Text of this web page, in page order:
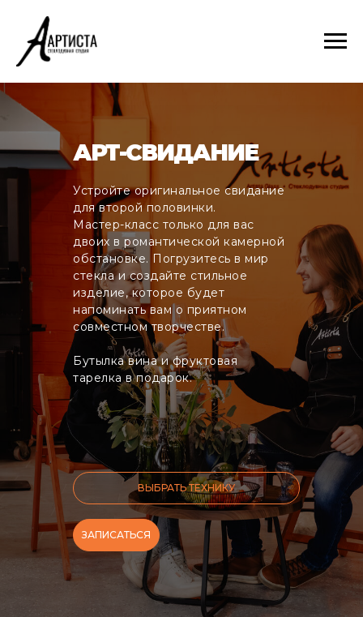
ВЫБРАТЬ ТЕХНИКУ
ЗАПИСАТЬСЯ
Устройте оригинальное свидание
для второй половинки.
Мастер-класс только для вас
двоих в романтической камерной
обстановке. Погрузитесь в мир
стекла и создайте стильное
изделие, которое будет
напоминать вам о приятном
совместном творчестве.
Бутылка вина и фруктовая
тарелка в подарок.
АРТ-СВИДАНИЕ